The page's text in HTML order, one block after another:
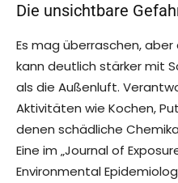
Die unsichtbare
Es mag überraschen,
kann deutlich stärker mit
als die Außenluft.
Aktivitäten wie Kochen,
denen schädliche
Eine im „Journal of
Environmental